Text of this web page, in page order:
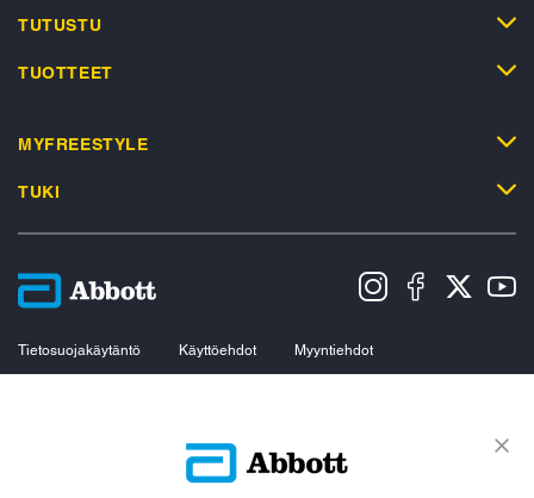
TUTUSTU
TUOTTEET
MYFREESTYLE
TUKI
Tietosuojakäytäntö Käyttöehdot
Myyntiehdot
© 2026 Abbott. All Rights Reserved. Sensorin ulkokuori, FreeStyle, Libre ja